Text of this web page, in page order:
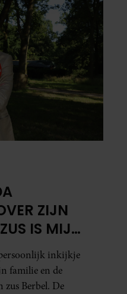
ZIJN
IS MIJN
inkijkje
familie en de
Berbel. De